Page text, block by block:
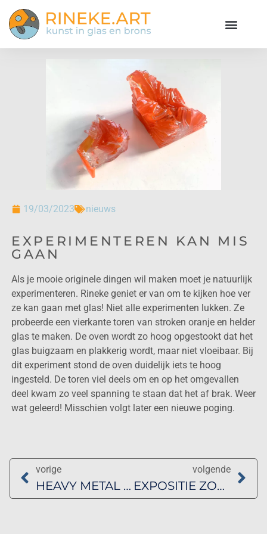
19/03/2023 nieuws
EXPERIMENTEREN KAN MIS
GAAN
Als je mooie originele dingen wil maken moet je natuurlijk
experimenteren. Rineke geniet er van om te kijken hoe ver
ze kan gaan met glas! Niet alle experimenten lukken. Ze
probeerde een vierkante toren van stroken oranje en helder
glas te maken. De oven wordt zo hoog opgestookt dat het
glas buigzaam en plakkerig wordt, maar niet vloeibaar. Bij
dit experiment stond de oven duidelijk iets te hoog
ingesteld. De toren viel deels om en op het omgevallen
deel kwam zo veel spanning te staan dat het af brak. Weer
wat geleerd! Misschien volgt later een nieuwe poging.
vorige
HEAVY METAL IN EXPOSITIE BRITSE CGS
volgende
EXPOSITIE ZOMER IN ZICHT